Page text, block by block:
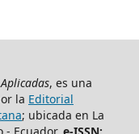
, es una
la Editorial
; ubicada en La